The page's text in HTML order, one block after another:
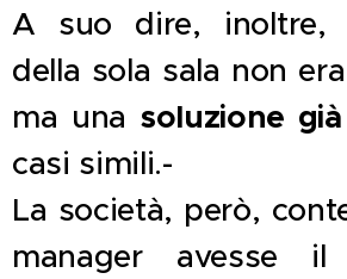
A suo dire, inoltre,
della sola sala non
ma una soluzione
casi simili.-
La società, però,
manager avesse il